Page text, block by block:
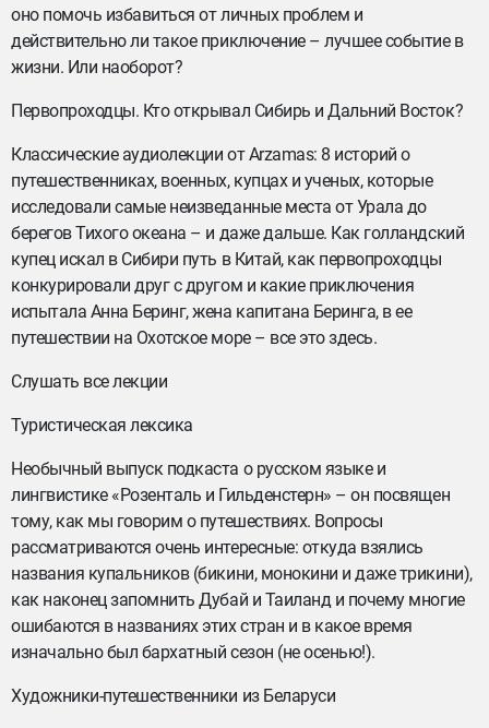
оно помочь избавиться от личных проблем и
действительно ли такое приключение – лучшее событие в
жизни. Или наоборот?
Первопроходцы. Кто открывал Сибирь и Дальний Восток?
Классические аудиолекции от Arzamas: 8 историй о
путешественниках, военных, купцах и ученых, которые
исследовали самые неизведанные места от Урала до
берегов Тихого океана – и даже дальше. Как голландский
купец искал в Сибири путь в Китай, как первопроходцы
конкурировали друг с другом и какие приключения
испытала Анна Беринг, жена капитана Беринга, в ее
путешествии на Охотское море – все это здесь.
Слушать все лекции
Туристическая лексика
Необычный выпуск подкаста о русском языке и
лингвистике «Розенталь и Гильденстерн» – он посвящен
тому, как мы говорим о путешествиях. Вопросы
рассматриваются очень интересные: откуда взялись
названия купальников (бикини, монокини и даже трикини),
как наконец запомнить Дубай и Таиланд и почему многие
ошибаются в названиях этих стран и в какое время
изначально был бархатный сезон (не осенью!).
Художники-путешественники из Беларуси